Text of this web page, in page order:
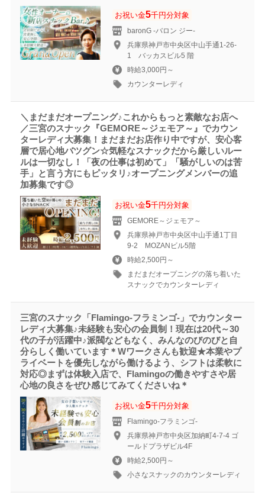
お祝い金5千円分対象
baronG -バロン ジー-
兵庫県神戸市中央区中山手通1-26-
1 バッカスビル5 階
時給3,000円～
カウンターレディ
＼まだまだオープニング♪これからもっと素敵なお店へ
／三宮のスナック『GEMORE～ジェモア～』でカウン
ターレディ大募集！まだまだお店作り中ですが、安心客
層で居心地バツグン☆気軽なスナックだから厳しいルー
ルは一切なし！「夜の仕事は初めて」「騒がしいのは苦
手」と言う方にもピッタリ♪オープニングメンバーの追
加募集です◎
お祝い金5千円分対象
GEMORE～ジェモア～
兵庫県神戸市中央区中山手通1丁目
9-2 MOZANビル5階
時給2,500円～
まだまだオープニングの落ち着いた
スナックでカウンターレディ
三宮のスナック「Flamingo-フラミンゴ-」でカウンター
レディ大募集♪未経験も安心の会員制！現在は20代～30
代の子が活躍中♪派閥などもなく、みんなのびのびと自
分らしく働いています＊Wワークさんも歓迎★本業やプ
ライベートを優先しながら働けるよう、シフトは柔軟に
対応◎まずは体験入店で、Flamingoの働きやすさや居
心地の良さをぜひ感じてみてくださいね＊
お祝い金5千円分対象
Flamingo-フラミンゴ-
兵庫県神戸市中央区加納町4-7-4 ゴ
ールドプラザビル4F
時給2,500円～
小さなスナックのカウンターレディ